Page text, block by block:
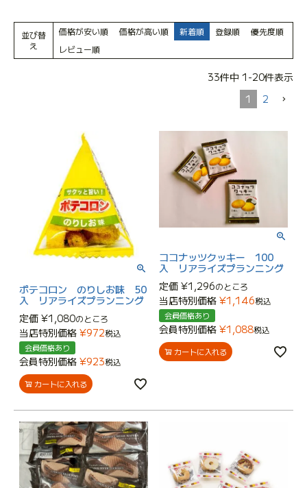
並び替
え
価格が安い順 価格が高い順 新着順 登録順
優先度順
レビュー順
33件中 1 -20件表示
1
2
ポテコロン のりしお味 50
入 リアライズプランニング
定価 ¥1,080のところ
当店特別価格 ¥972税込
会員価格あり
会員特別価格 ¥923税込
カートに入れる
ココナッツクッキー 100
入 リアライズプランニング
定価 ¥1,296のところ
当店特別価格 ¥1,146税込
会員価格あり
会員特別価格 ¥1,088税込
カートに入れる